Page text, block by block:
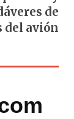
de
del avión